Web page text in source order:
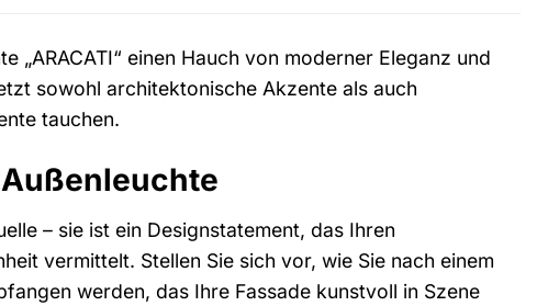
„ARACATI“ einen Hauch von moderner Eleganz und
sowohl architektonische Akzente als auch
tauchen.
– sie ist ein Designstatement, das Ihren
vermittelt. Stellen Sie sich vor, wie Sie nach einem
werden, das Ihre Fassade kunstvoll in Szene